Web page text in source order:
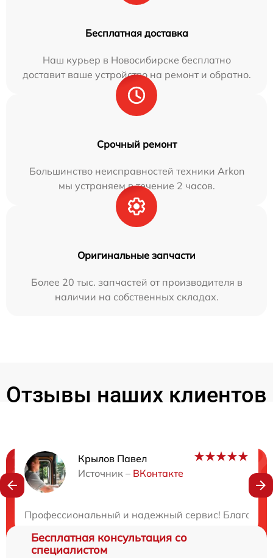
Бесплатная доставка
Наш курьер в Новосибирске бесплатно
доставит ваше устройство на ремонт и обратно.
Срочный ремонт
Большинство неисправностей техники Arkon
мы устраняем в течение 2 часов.
Оригинальные запчасти
Более 20 тыс. запчастей от производителя в
наличии на собственных складах.
Отзывы наших клиентов
Крылов Павел
Источник – ВКонтакте
Профессиональный и надежный сервис!
Нужна консультация?
Бесплатная консультация со
специалистом